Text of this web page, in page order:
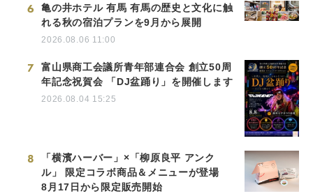
6
亀の井ホテル 有馬 有馬の歴史と文化に触
れる秋の宿泊プランを9月から展開
2026.08.06 11:00
7
富山県商工会議所青年部連合会 創立50周
年記念祝賀会 「DJ盆踊り」を開催します
2026.08.04 15:25
8
「横濱ハーバー」×「柳原良平 アンク
ル」 限定コラボ商品＆メニューが登場
8月17日から限定販売開始